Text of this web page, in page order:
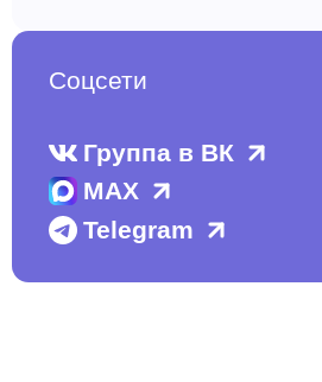
Соцсети
Группа в ВК
MAX
Telegram